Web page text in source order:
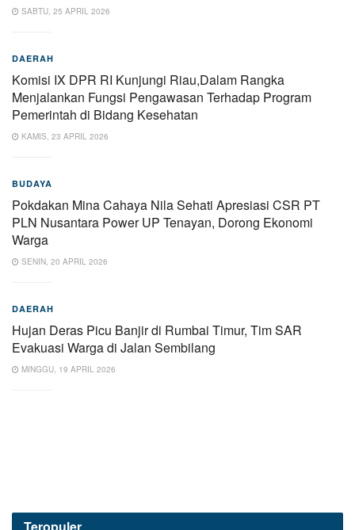
SABTU, 25 APRIL 2026
DAERAH
Komisi IX DPR RI Kunjungi Riau,Dalam Rangka
Menjalankan Fungsi Pengawasan Terhadap Program
Pemerintah di Bidang Kesehatan
KAMIS, 23 APRIL 2026
BUDAYA
Pokdakan Mina Cahaya Nila Sehati Apresiasi CSR PT
PLN Nusantara Power UP Tenayan, Dorong Ekonomi
Warga
SENIN, 20 APRIL 2026
DAERAH
Hujan Deras Picu Banjir di Rumbai Timur, Tim SAR
Evakuasi Warga di Jalan Sembilang
MINGGU, 19 APRIL 2026